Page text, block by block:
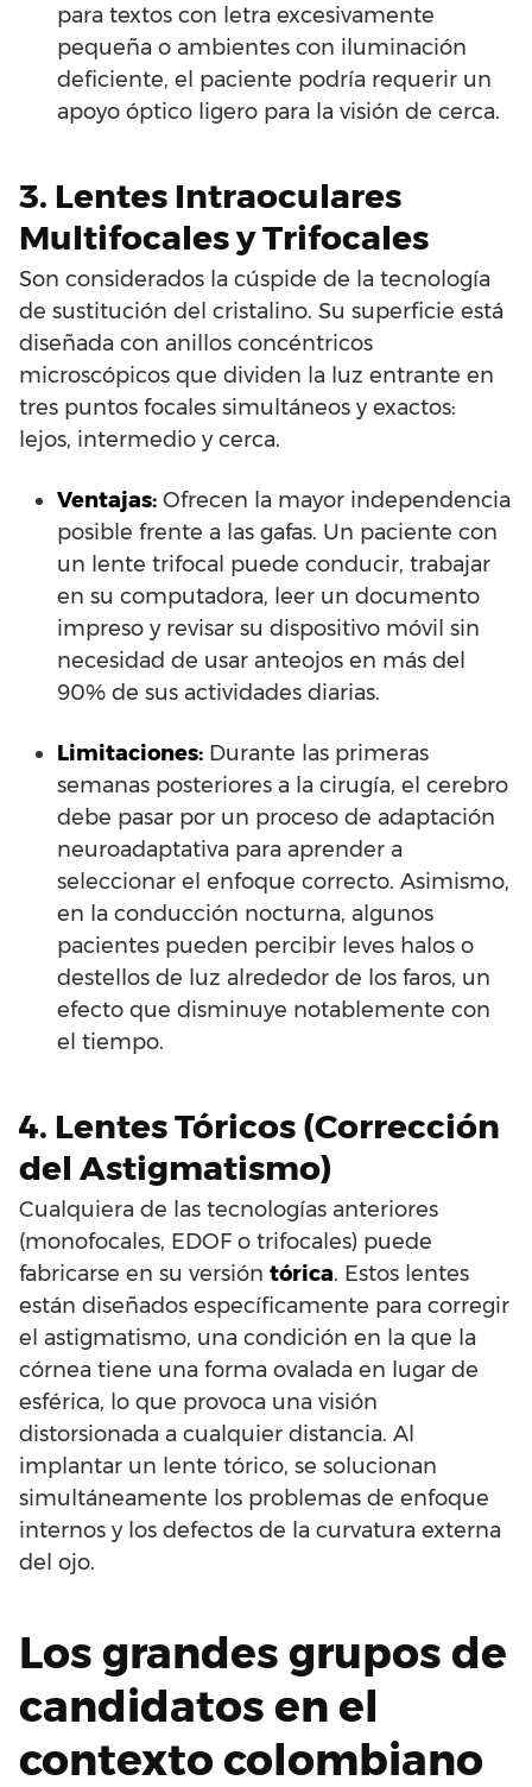
para textos con letra excesivamente
pequeña o ambientes con iluminación
deficiente, el paciente podría requerir un
apoyo óptico ligero para la visión de cerca.
3. Lentes Intraoculares
Multifocales y Trifocales
Son considerados la cúspide de la tecnología
de sustitución del cristalino. Su superficie está
diseñada con anillos concéntricos
microscópicos que dividen la luz entrante en
tres puntos focales simultáneos y exactos:
lejos, intermedio y cerca.
Ventajas: Ofrecen la mayor independencia
posible frente a las gafas. Un paciente con
un lente trifocal puede conducir, trabajar
en su computadora, leer un documento
impreso y revisar su dispositivo móvil sin
necesidad de usar anteojos en más del
90% de sus actividades diarias.
Limitaciones: Durante las primeras
semanas posteriores a la cirugía, el cerebro
debe pasar por un proceso de adaptación
neuroadaptativa para aprender a
seleccionar el enfoque correcto. Asimismo,
en la conducción nocturna, algunos
pacientes pueden percibir leves halos o
destellos de luz alrededor de los faros, un
efecto que disminuye notablemente con
el tiempo.
4. Lentes Tóricos (Corrección
del Astigmatismo)
Cualquiera de las tecnologías anteriores
(monofocales, EDOF o trifocales) puede
fabricarse en su versión tórica. Estos lentes
están diseñados específicamente para corregir
el astigmatismo, una condición en la que la
córnea tiene una forma ovalada en lugar de
esférica, lo que provoca una visión
distorsionada a cualquier distancia. Al
implantar un lente tórico, se solucionan
simultáneamente los problemas de enfoque
internos y los defectos de la curvatura externa
del ojo.
Los grandes grupos de
candidatos en el
contexto colombiano